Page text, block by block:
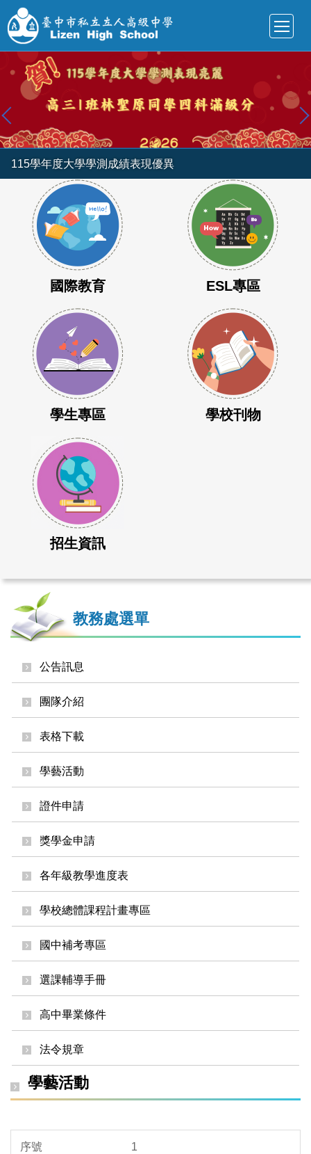
到
主
內
區
115學年度大學學測成績表現優異
國際教育 ESL專區
學生專區 學校刊物
招生資訊
教務處選單
公告訊息
團隊介紹
表格下載
學藝活動
證件申請
獎學金申請
各年級教學進度表
學校總體課程計畫專區
國中補考專區
選課輔導手冊
高中畢業條件
法令規章
學藝活動
1